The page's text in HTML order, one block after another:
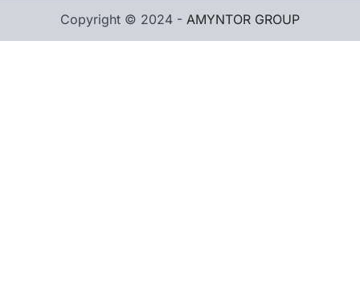
Copyright © 2024 - AMYNTOR GROUP